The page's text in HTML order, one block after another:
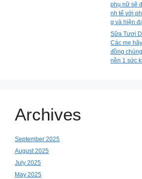
phụ nữ sẽ
nh tế với
g và hiện
Sữa Tươi
Các mẹ
đồng
nền 1 sức
Archives
September 2025
August 2025
July 2025
May 2025